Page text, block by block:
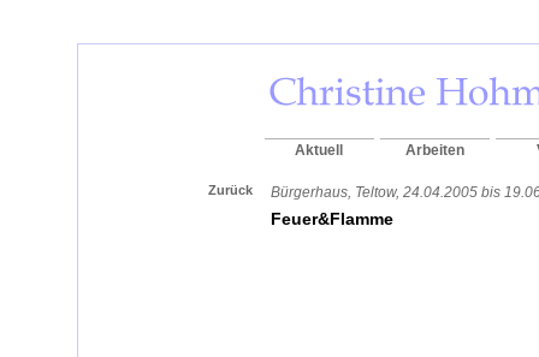
Aktuell Arbeiten
Zurück Bürgerhaus, Teltow, 24.04.2005 bis
Feuer&Flamme